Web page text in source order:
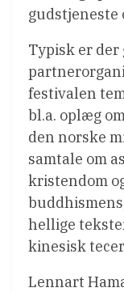
gudstjeneste
Typisk er der
festivalen
bl.a. oplæg
den norske
samtale om
kristendom
hellige
kinesisk
Lennart